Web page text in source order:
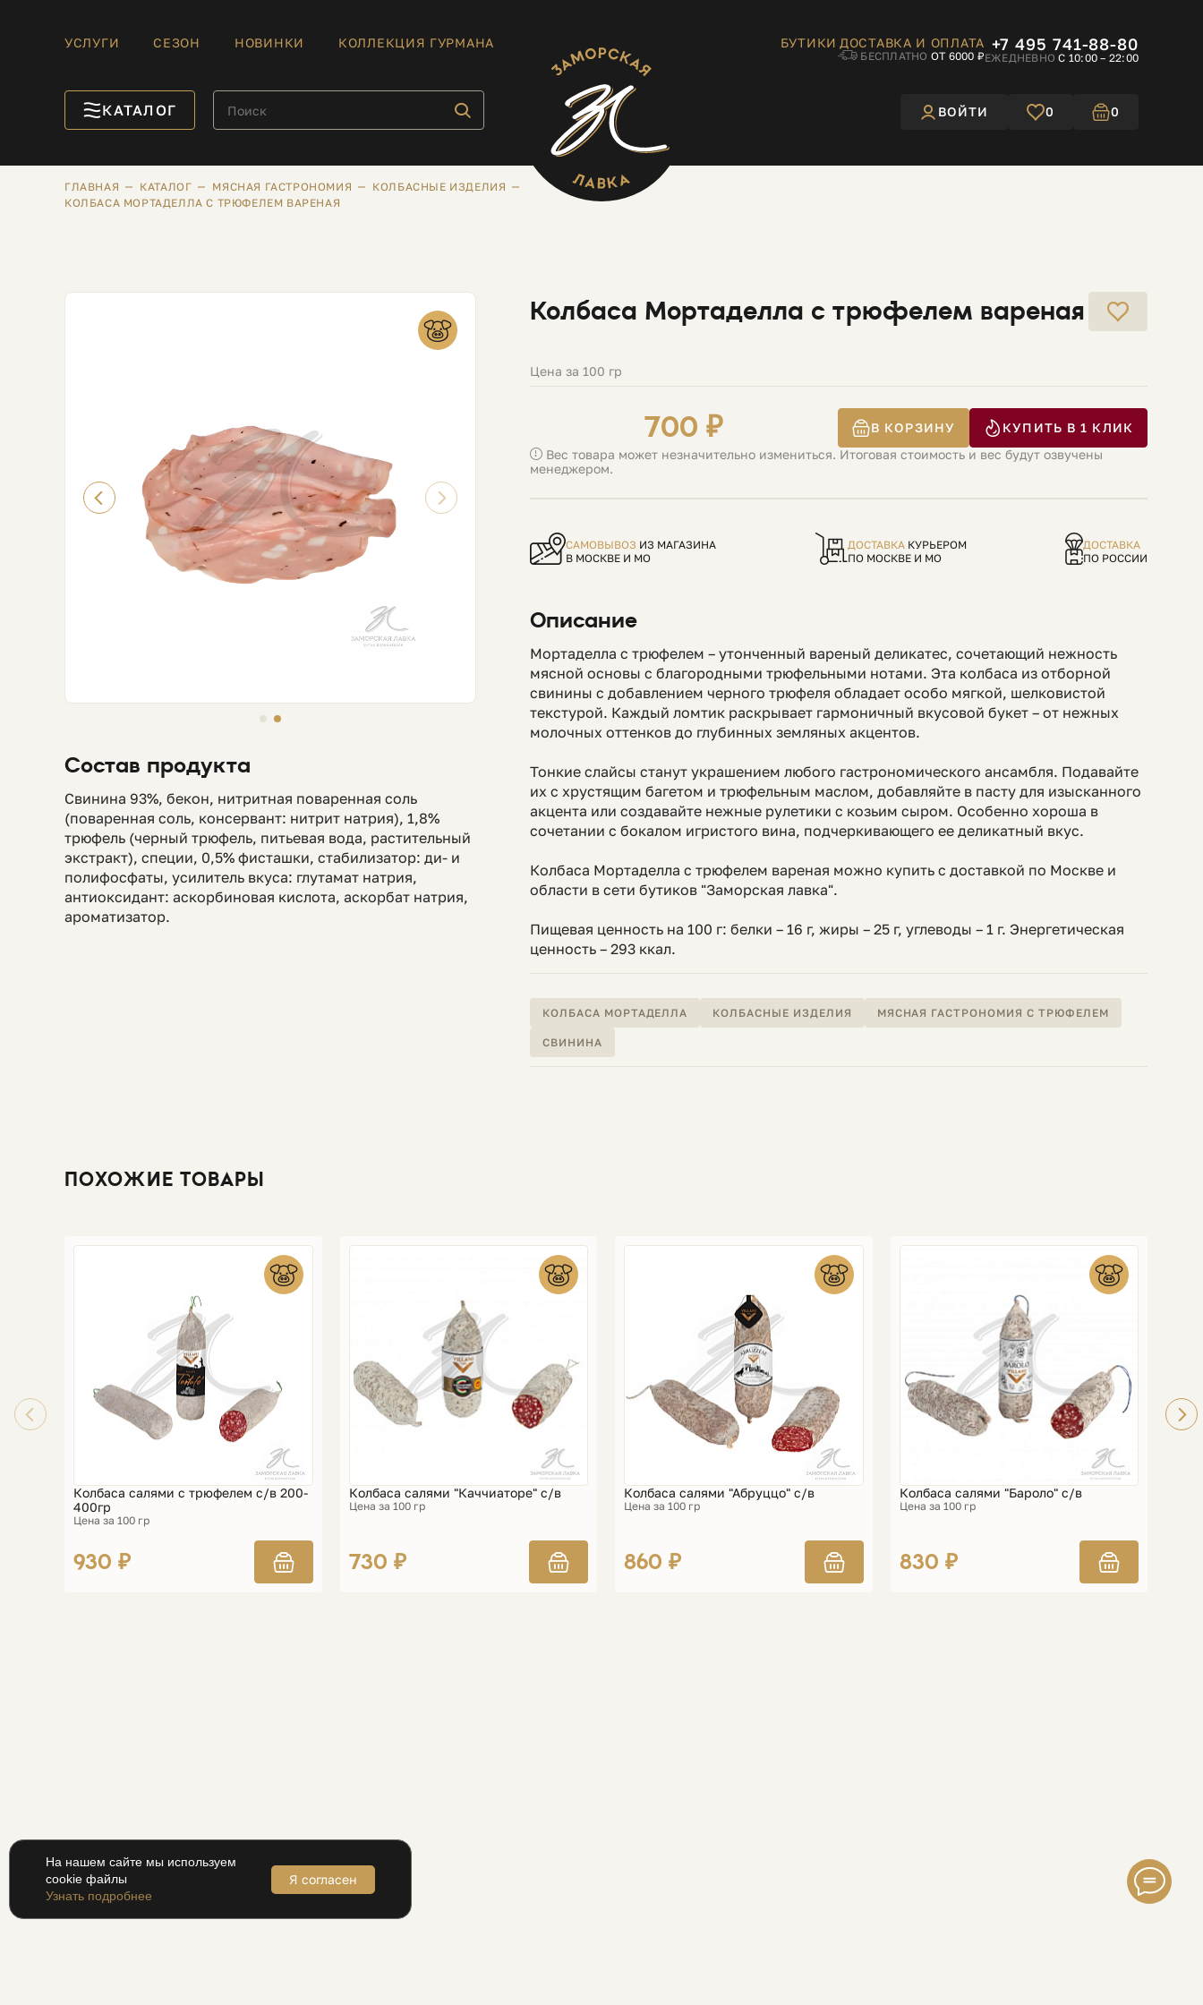
УСЛУГИ СЕЗОН НОВИНКИ КОЛЛЕКЦИЯ ГУРМАНА
КАТАЛОГ
БУТИКИ ДОСТАВКА И ОПЛАТА
БЕСПЛАТНО ОТ 6000 ₽
+7 495 741-88-80
ЕЖЕДНЕВНОС 10:00 – 22:00
ВОЙТИ 0 0
ГЛАВНАЯ КАТАЛОГ МЯСНАЯ ГАСТРОНОМИЯ
КОЛБАСНЫЕ ИЗДЕЛИЯ
КОЛБАСА МОРТАДЕЛЛА С ТРЮФЕЛЕМ ВАРЕНАЯ
Колбаса Мортаделла с трюфелем вареная
Цена за 100 гр
700 ₽ В КОРЗИНУ
КУПИТЬ В 1 КЛИК
Вес товара может незначительно измениться. Итоговая стоимость и вес будут озвучены
менеджером.
САМОВЫВОЗ ИЗ МАГАЗИНА
В МОСКВЕ И МО
ДОСТАВКА КУРЬЕРОМ
ПО МОСКВЕ И МО
ДОСТАВКА
ПО РОССИИ
Состав продукта
Свинина 93%, бекон, нитритная поваренная соль
(поваренная соль, консервант: нитрит натрия), 1,8%
трюфель (черный трюфель, питьевая вода, растительный
экстракт), специи, 0,5% фисташки, стабилизатор: ди- и
полифосфаты, усилитель вкуса: глутамат натрия,
антиоксидант: аскорбиновая кислота, аскорбат натрия,
ароматизатор.
Описание
Мортаделла с трюфелем – утонченный вареный деликатес, сочетающий нежность
мясной основы с благородными трюфельными нотами. Эта колбаса из отборной
свинины с добавлением черного трюфеля обладает особо мягкой, шелковистой
текстурой. Каждый ломтик раскрывает гармоничный вкусовой букет – от нежных
молочных оттенков до глубинных земляных акцентов.
Тонкие слайсы станут украшением любого гастрономического ансамбля. Подавайте
их с хрустящим багетом и трюфельным маслом, добавляйте в пасту для изысканного
акцента или создавайте нежные рулетики с козьим сыром. Особенно хороша в
сочетании с бокалом игристого винa, подчеркивающего ее деликатный вкус.
Колбаса Мортаделла с трюфелем вареная можно купить с доставкой по Москве и
области в сети бутиков "Заморская лавка".
Пищевая ценность на 100 г: белки – 16 г, жиры – 25 г, углеводы – 1 г. Энергетическая
ценность – 293 ккал.
КОЛБАСА МОРТАДЕЛЛА КОЛБАСНЫЕ ИЗДЕЛИЯ МЯСНАЯ ГАСТРОНОМИЯ С ТРЮФЕЛЕМ
СВИНИНА
ПОХОЖИЕ ТОВАРЫ
Колбаса салями с трюфелем с/в 200-
400гр
Цена за 100 гр
930 ₽
Колбаса салями "Каччиаторе" с/в
Цена за 100 гр
730 ₽
Колбаса салями "Абруццо" с/в
Цена за 100 гр
860 ₽
Колбаса салями "Бароло" с/в
Цена за 100 гр
830 ₽
На нашем сайте мы используем
cookie файлы
Узнать подробнее
Я согласен